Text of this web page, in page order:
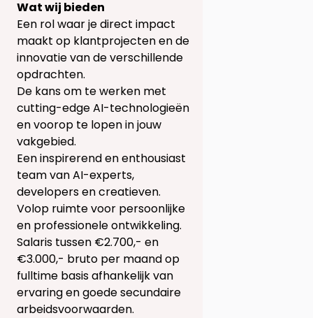
Wat wij bieden
Een rol waar je direct impact
maakt op klantprojecten en de
innovatie van de verschillende
opdrachten.
De kans om te werken met
cutting-edge AI-technologieën
en voorop te lopen in jouw
vakgebied.
Een inspirerend en enthousiast
team van AI-experts,
developers en creatieven.
Volop ruimte voor persoonlijke
en professionele ontwikkeling.
Salaris tussen €2.700,- en
€3.000,- bruto per maand op
fulltime basis afhankelijk van
ervaring en goede secundaire
arbeidsvoorwaarden.